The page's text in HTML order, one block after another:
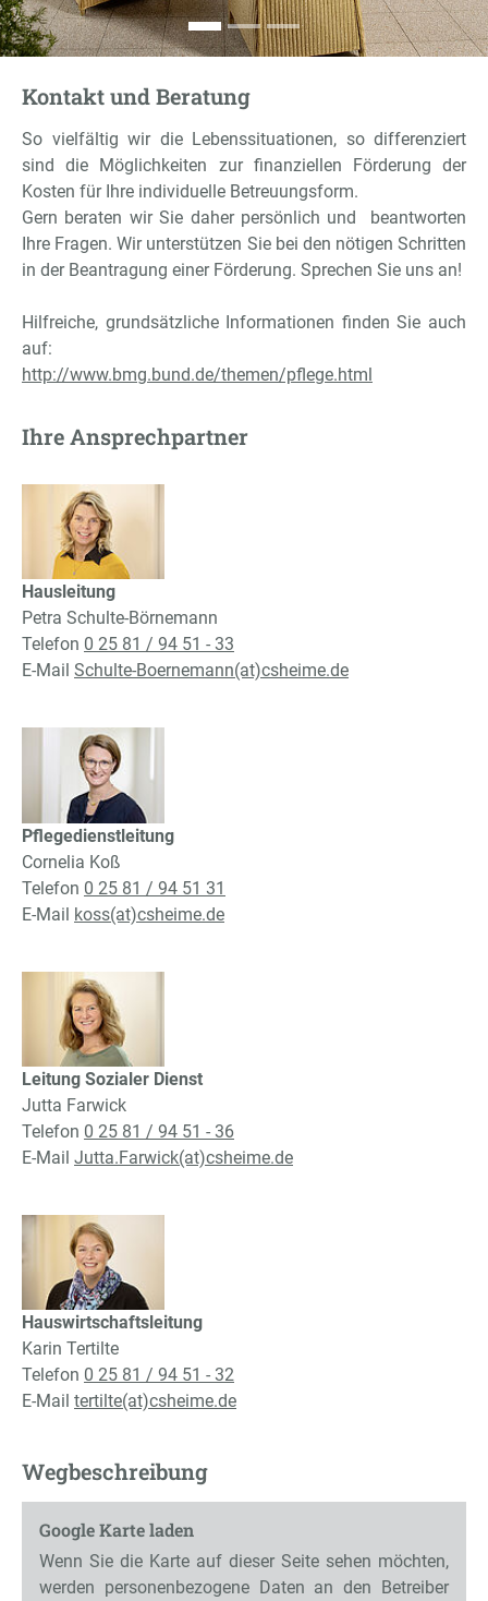
Kontakt und Beratung
So vielfältig wir die Lebenssituationen, so differenziert
sind die Möglichkeiten zur finanziellen Förderung der
Kosten für Ihre individuelle Betreuungsform.
Gern beraten wir Sie daher persönlich und beantworten
Ihre Fragen. Wir unterstützen Sie bei den nötigen Schritten
in der Beantragung einer Förderung. Sprechen Sie uns an!
Hilfreiche, grundsätzliche Informationen finden Sie auch
auf:
http://www.bmg.bund.de/themen/pflege.html
Ihre Ansprechpartner
Show larger version
Hausleitung
Petra Schulte-Börnemann
Telefon 0 25 81 / 94 51 - 33
E-Mail Schulte-Boernemann(at)csheime.de
Show larger version
Pflegedienstleitung
Cornelia Koß
Telefon 0 25 81 / 94 51 31
E-Mail koss(at)csheime.de
Leitung Sozialer Dienst
Jutta Farwick
Telefon 0 25 81 / 94 51 - 36
E-Mail Jutta.Farwick(at)csheime.de
Hauswirtschaftsleitung
Karin Tertilte
Telefon 0 25 81 / 94 51 - 32
E-Mail tertilte(at)csheime.de
Wegbeschreibung
Google Karte laden
Wenn Sie die Karte auf dieser Seite sehen möchten,
werden personenbezogene Daten an den Betreiber